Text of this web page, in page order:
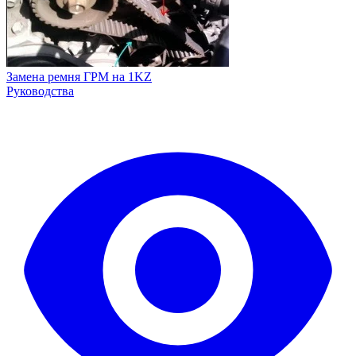
Замена ремня ГРМ на 1KZ
Руководства